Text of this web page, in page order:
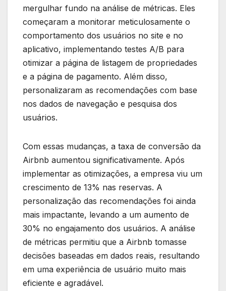
mergulhar fundo na análise de métricas. Eles
começaram a monitorar meticulosamente o
comportamento dos usuários no site e no
aplicativo, implementando testes A/B para
otimizar a página de listagem de propriedades
e a página de pagamento. Além disso,
personalizaram as recomendações com base
nos dados de navegação e pesquisa dos
usuários.
Com essas mudanças, a taxa de conversão da
Airbnb aumentou significativamente. Após
implementar as otimizações, a empresa viu um
crescimento de 13% nas reservas. A
personalização das recomendações foi ainda
mais impactante, levando a um aumento de
30% no engajamento dos usuários. A análise
de métricas permitiu que a Airbnb tomasse
decisões baseadas em dados reais, resultando
em uma experiência de usuário muito mais
eficiente e agradável.